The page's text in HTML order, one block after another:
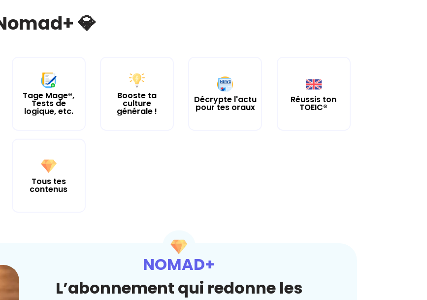
💎
Tage Mage®,
Tests de
logique, etc.
Booste ta
culture
générale !
Décrypte l'actu
pour tes oraux
Réussis ton
TOEIC®
Tous tes
contenus
NOMAD+
L’abonnement qui redonne les